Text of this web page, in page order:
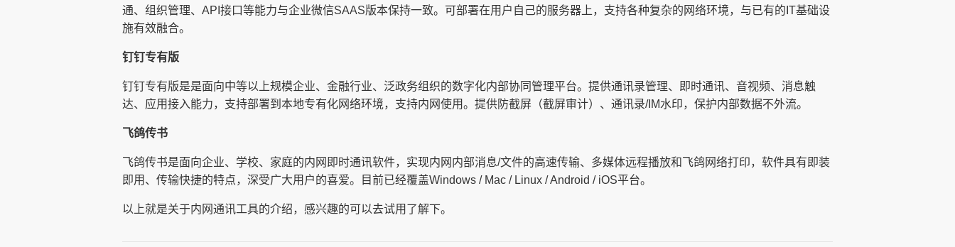
通、组织管理、API接口等能力与企业微信SAAS版本保持一致。可部署在用户自己的服务器上，支持各种复杂的网络环境，与已有的IT基础设
施有效融合。
钉钉专有版
钉钉专有版是是面向中等以上规模企业、金融行业、泛政务组织的数字化内部协同管理平台。提供通讯录管理、即时通讯、音视频、消息触
达、应用接入能力，支持部署到本地专有化网络环境，支持内网使用。提供防截屏（截屏审计）、通讯录/IM水印，保护内部数据不外流。
飞鸽传书
飞鸽传书是面向企业、学校、家庭的内网即时通讯软件，实现内网内部消息/文件的高速传输、多媒体远程播放和飞鸽网络打印，软件具有即装
即用、传输快捷的特点，深受广大用户的喜爱。目前已经覆盖Windows / Mac / Linux / Android / iOS平台。
以上就是关于内网通讯工具的介绍，感兴趣的可以去试用了解下。